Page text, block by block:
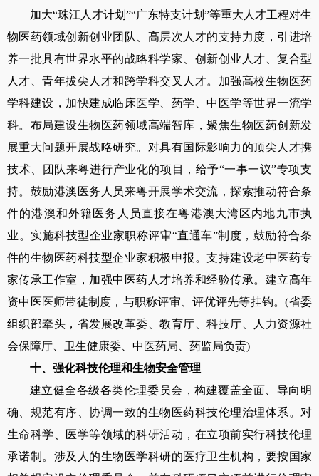
加大“珠江人才计划”“广东特支计划”等重大人才工程对生
物医药领域创新创业团队、高层次人才的支持力度，引进培
养一批具有世界水平的战略科学家、创新创业人才、复合型
人才、青年拔尖人才和跨学科交叉人才。加强高校生物医药
学科建设，加快建成临床医学、药学、中医学等世界一流学
科。布局建设生物医药领域高端智库，聚焦生物医药创新发
展重大问题开展战略研究。对具有国际影响力的顶尖人才携
技术、团队来粤进行产业化的项目，给予“一事一议”专项支
持。鼓励港澳医务人员来粤开展学术交流，探索推动符合条
件的港澳和外籍医务人员直接在粤港澳大湾区内地九市执
业。实施科技型企业家职称评审“直通车”制度，鼓励符合条
件的生物医药科技型企业家积极申报。支持建设老中医药专
家传承工作室，加强中医药人才培养和经验传承。建立高年
资中医医师带徒制度，与职称评审、评优评先等挂钩。(省委
组织部牵头，省发展改革委、教育厅、科技厅、人力资源社
会保障厅、卫生健康委、中医药局、药监局负责)
十、强化科技伦理和生物安全管理
建立健全各级各类伦理委员会，构建覆盖全面、导向明
确、规范有序、协调一致的生物医药科技伦理治理体系。对
生命科学、医学等领域的科研活动，在立项前实行科技伦理
承诺制。涉及人的生物医学科研的医疗卫生机构，要按国家